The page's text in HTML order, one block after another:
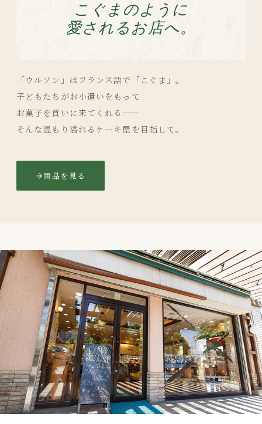
こぐまのように
愛されるお店へ。
「ウルソン」はフランス語で「こぐま」。
子どもたちがお小遣いをもって
お菓子を買いに来てくれる——
そんな温もり溢れるケーキ屋を目指して。
商品を見る